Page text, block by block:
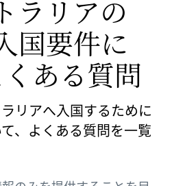
ラリアの​
国要件に​
ある​質問
リアへ入国するために
、よくある質問を一覧